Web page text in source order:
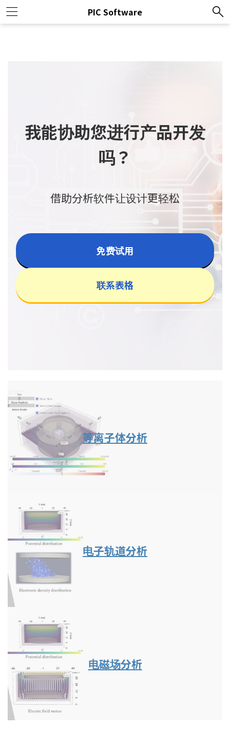
PIC Software
我能协助您进行产品开发
吗？
借助分析软件让设计更轻松
免费试用
联系表格
等离子体分析
电子轨道分析
电磁场分析